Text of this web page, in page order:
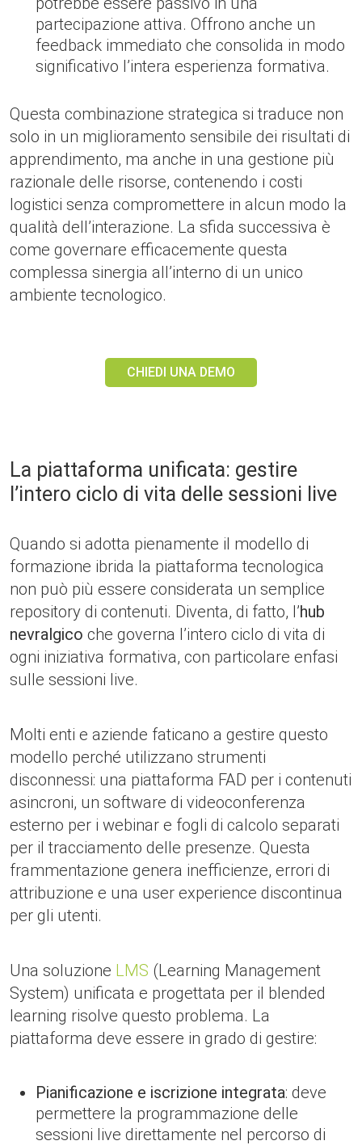
partecipazione attiva. Offrono anche un
feedback immediato che consolida in modo
significativo l’intera esperienza formativa.
Questa combinazione strategica si traduce non
solo in un miglioramento sensibile dei risultati di
apprendimento, ma anche in una gestione più
razionale delle risorse, contenendo i costi
logistici senza compromettere in alcun modo la
qualità dell’interazione. La sfida successiva è
come governare efficacemente questa
complessa sinergia all’interno di un unico
ambiente tecnologico.
CHIEDI UNA DEMO
La piattaforma unificata: gestire
l’intero ciclo di vita delle sessioni live
Quando si adotta pienamente il modello di
formazione ibrida la piattaforma tecnologica
non può più essere considerata un semplice
repository di contenuti. Diventa, di fatto, l’hub
nevralgico che governa l’intero ciclo di vita di
ogni iniziativa formativa, con particolare enfasi
sulle sessioni live.
Molti enti e aziende faticano a gestire questo
modello perché utilizzano strumenti
disconnessi: una piattaforma FAD per i contenuti
asincroni, un software di videoconferenza
esterno per i webinar e fogli di calcolo separati
per il tracciamento delle presenze. Questa
frammentazione genera inefficienze, errori di
attribuzione e una user experience discontinua
per gli utenti.
Una soluzione LMS (Learning Management
System) unificata e progettata per il blended
learning risolve questo problema. La
piattaforma deve essere in grado di gestire:
Pianificazione e iscrizione integrata: deve
permettere la programmazione delle
sessioni live direttamente nel percorso di